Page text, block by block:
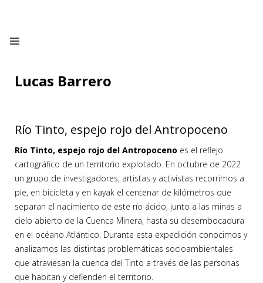
Lucas Barrero
Río Tinto, espejo rojo del Antropoceno
Río Tinto, espejo rojo del Antropoceno es el reflejo
cartográfico de un territorio explotado. En octubre de 2022
un grupo de investigadores, artistas y activistas recorrimos a
pie, en bicicleta y en kayak el centenar de kilómetros que
separan el nacimiento de este río ácido, junto a las minas a
cielo abierto de la Cuenca Minera, hasta su desembocadura
en el océano Atlántico. Durante esta expedición conocimos y
analizamos las distintas problemáticas socioambientales
que atraviesan la cuenca del Tinto a través de las personas
que habitan y defienden el territorio.